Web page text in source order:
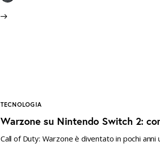
TECNOLOGIA
Warzone su Nintendo Switch 2:
Call of Duty: Warzone è diventato in pochi